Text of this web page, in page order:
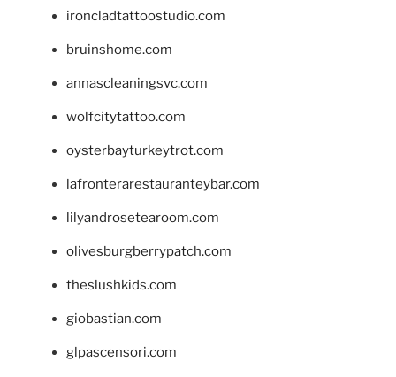
ironcladtattoostudio.com
bruinshome.com
annascleaningsvc.com
wolfcitytattoo.com
oysterbayturkeytrot.com
lafronterarestauranteybar.com
lilyandrosetearoom.com
olivesburgberrypatch.com
theslushkids.com
giobastian.com
glpascensori.com